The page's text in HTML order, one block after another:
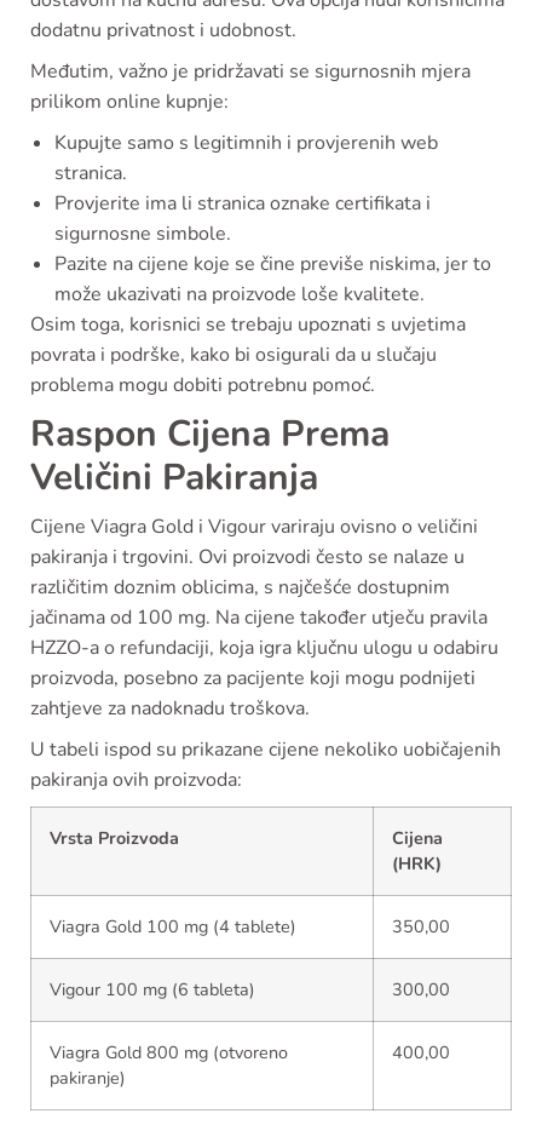
dodatnu privatnost i udobnost.
Međutim, važno je pridržavati se sigurnosnih mjera
prilikom online kupnje:
Kupujte samo s legitimnih i provjerenih web
stranica.
Provjerite ima li stranica oznake certifikata i
sigurnosne simbole.
Pazite na cijene koje se čine previše niskima, jer to
može ukazivati na proizvode loše kvalitete.
Osim toga, korisnici se trebaju upoznati s uvjetima
povrata i podrške, kako bi osigurali da u slučaju
problema mogu dobiti potrebnu pomoć.
Raspon Cijena Prema
Veličini Pakiranja
Cijene Viagra Gold i Vigour variraju ovisno o veličini
pakiranja i trgovini. Ovi proizvodi često se nalaze u
različitim doznim oblicima, s najčešće dostupnim
jačinama od 100 mg. Na cijene također utječu pravila
HZZO-a o refundaciji, koja igra ključnu ulogu u odabiru
proizvoda, posebno za pacijente koji mogu podnijeti
zahtjeve za nadoknadu troškova.
U tabeli ispod su prikazane cijene nekoliko uobičajenih
pakiranja ovih proizvoda:
Vrsta Proizvoda
Cijena
(HRK)
Viagra Gold 100 mg (4 tablete) 350,00
Vigour 100 mg (6 tableta) 300,00
Viagra Gold 800 mg (otvoreno
pakiranje)
400,00